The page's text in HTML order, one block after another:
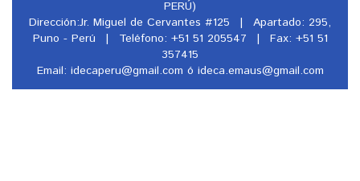
PERÚ)
Dirección:Jr. Miguel de Cervantes #125
|
Apartado: 295,
Puno - Perú
| Teléfono: +51 51 205547 |
Fax: +51 51
357415
Email: idecaperu@gmail.com ó ideca.emaus@gmail.com